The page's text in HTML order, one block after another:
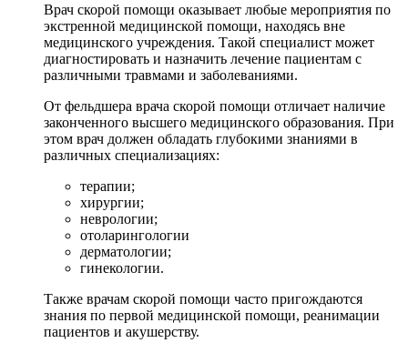
Врач скорой помощи оказывает любые мероприятия по
экстренной медицинской помощи, находясь вне
медицинского учреждения. Такой специалист может
диагностировать и назначить лечение пациентам с
различными травмами и заболеваниями.
От фельдшера врача скорой помощи отличает наличие
законченного высшего медицинского образования. При
этом врач должен обладать глубокими знаниями в
различных специализациях:
терапии;
хирургии;
неврологии;
отоларингологии
дерматологии;
гинекологии.
Также врачам скорой помощи часто пригождаются
знания по первой медицинской помощи, реанимации
пациентов и акушерству.